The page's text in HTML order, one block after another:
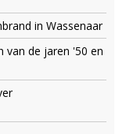
in Wassenaar
van de jaren '50 en